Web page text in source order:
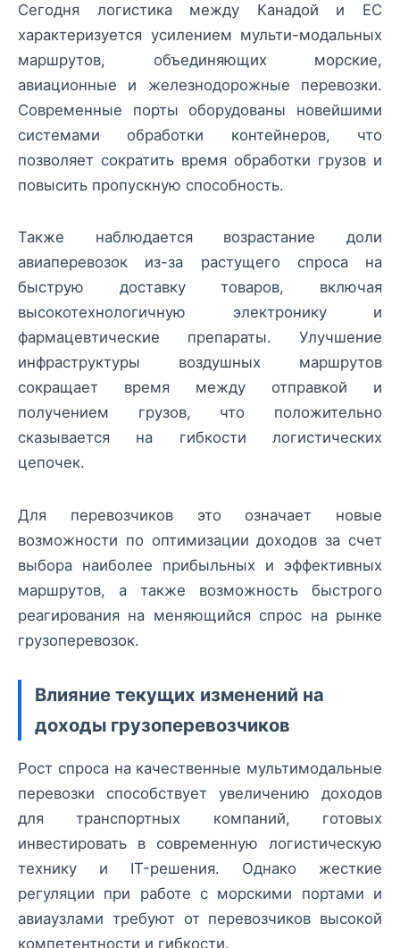
Сегодня логистика между Канадой и ЕС
характеризуется усилением мульти-модальных
маршрутов, объединяющих морские,
авиационные и железнодорожные перевозки.
Современные порты оборудованы новейшими
системами обработки контейнеров, что
позволяет сократить время обработки грузов и
повысить пропускную способность.
Также наблюдается возрастание доли
авиаперевозок из-за растущего спроса на
быструю доставку товаров, включая
высокотехнологичную электронику и
фармацевтические препараты. Улучшение
инфраструктуры воздушных маршрутов
сокращает время между отправкой и
получением грузов, что положительно
сказывается на гибкости логистических
цепочек.
Для перевозчиков это означает новые
возможности по оптимизации доходов за счет
выбора наиболее прибыльных и эффективных
маршрутов, а также возможность быстрого
реагирования на меняющийся спрос на рынке
грузоперевозок.
Влияние текущих изменений на
доходы грузоперевозчиков
Рост спроса на качественные мультимодальные
перевозки способствует увеличению доходов
для транспортных компаний, готовых
инвестировать в современную логистическую
технику и IT-решения. Однако жесткие
регуляции при работе с морскими портами и
авиаузлами требуют от перевозчиков высокой
компетентности и гибкости.